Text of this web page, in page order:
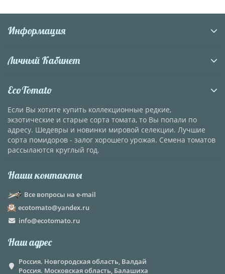
Информация
Личный Кабинет
EcoTomato
Если Вы хотите купить коллекционные редкие,
экзотические и старые сорта томата, то Вы попали по
адресу. Шедевры и новинки мировой селекции. Лучшие
сорта помидоров - залог хорошего урожая. Семена томатов
рассылаются круглый год.
Наши контакты
Все вопросы на e-mail
ecotomato@yandex.ru
info@ecotomato.ru
Наш адрес
Россия. Новгородская область, Валдай
Россия. Московская область, Балашиха